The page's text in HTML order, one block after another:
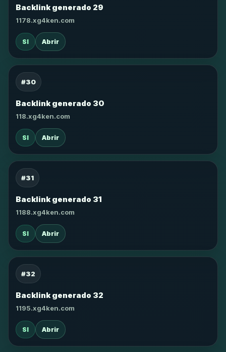
Backlink generado 29
1178.xg4ken.com
SI Abrir
#30
Backlink generado 30
118.xg4ken.com
SI Abrir
#31
Backlink generado 31
1188.xg4ken.com
SI Abrir
#32
Backlink generado 32
1195.xg4ken.com
SI Abrir